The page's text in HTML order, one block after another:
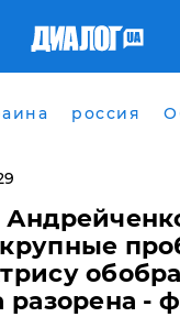
россия
разорена -